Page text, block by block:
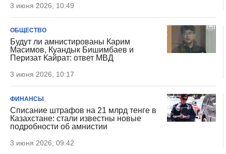
3 июня 2026, 10:49
ОБЩЕСТВО
Будут ли амнистированы Карим
Масимов, Куандык Бишимбаев и
Перизат Кайрат: ответ МВД
3 июня 2026, 10:17
ФИНАНСЫ
Списание штрафов на 21 млрд тенге в
Казахстане: стали известны новые
подробности об амнистии
3 июня 2026, 09:42